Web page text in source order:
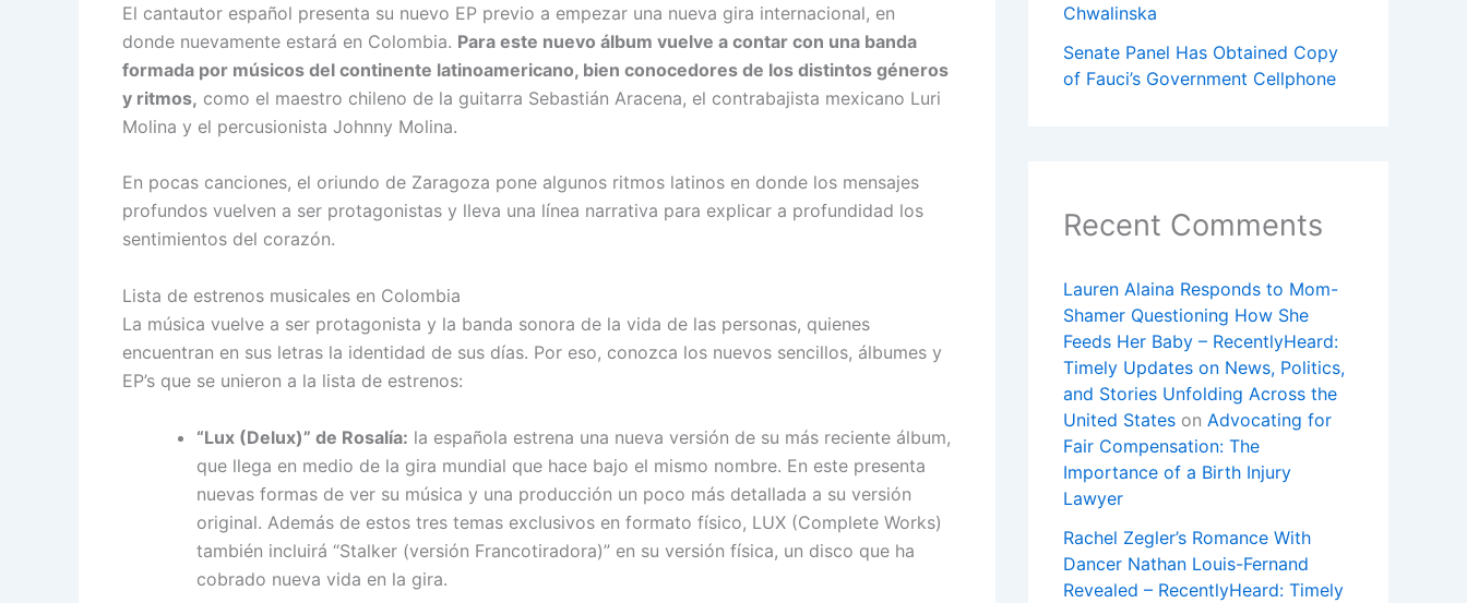
El cantautor español presenta su nuevo EP previo a empezar una nueva gira internacional, en
donde nuevamente estará en Colombia. Para este nuevo álbum vuelve a contar con una banda
formada por músicos del continente latinoamericano, bien conocedores de los distintos géneros
y ritmos, como el maestro chileno de la guitarra Sebastián Aracena, el contrabajista mexicano Luri
Molina y el percusionista Johnny Molina.
En pocas canciones, el oriundo de Zaragoza pone algunos ritmos latinos en donde los mensajes
profundos vuelven a ser protagonistas y lleva una línea narrativa para explicar a profundidad los
sentimientos del corazón.
Lista de estrenos musicales en Colombia
La música vuelve a ser protagonista y la banda sonora de la vida de las personas, quienes
encuentran en sus letras la identidad de sus días. Por eso, conozca los nuevos sencillos, álbumes y
EP’s que se unieron a la lista de estrenos:
“Lux (Delux)” de Rosalía: la española estrena una nueva versión de su más reciente álbum,
que llega en medio de la gira mundial que hace bajo el mismo nombre. En este presenta
nuevas formas de ver su música y una producción un poco más detallada a su versión
original. Además de estos tres temas exclusivos en formato físico, LUX (Complete Works)
también incluirá “Stalker (versión Francotiradora)” en su versión física, un disco que ha
cobrado nueva vida en la gira.
Chwalinska
Senate Panel Has Obtained Copy
of Fauci’s Government Cellphone
Recent Comments
Lauren Alaina Responds to Mom-
Shamer Questioning How She
Feeds Her Baby – RecentlyHeard:
Timely Updates on News, Politics,
and Stories Unfolding Across the
United States on Advocating for
Fair Compensation: The
Importance of a Birth Injury
Lawyer
Rachel Zegler’s Romance With
Dancer Nathan Louis-Fernand
Revealed – RecentlyHeard: Timely